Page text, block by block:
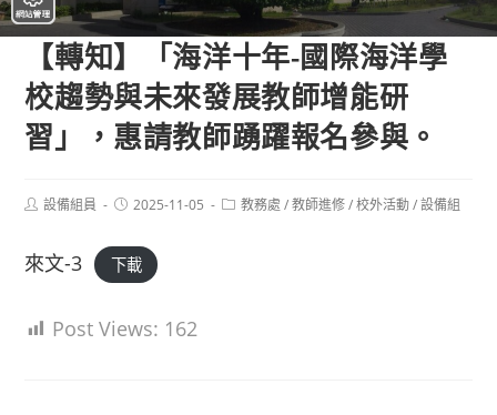
【轉知】「海洋十年-國際海洋學
校趨勢與未來發展教師增能研
習」，惠請教師踴躍報名參與。
Post設備組員
Post2025-11-05
Post教務處 / 教師進修 / 校外活動 / 設備組
來文-3 下載
Post Views: 162